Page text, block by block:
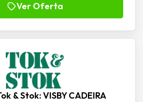
Ver Oferta
& Stok: VISBY CADEIRA